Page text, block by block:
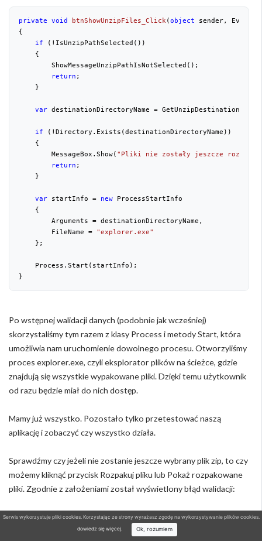
private void btnShowUnzipFiles_Click(object sender,
{
if (!IsUnzipPathSelected())
    {
        ShowMessageUnzipPathIsNotSelected();
return ;
    }
var destinationDirectoryName =
if (!Directory.Exists(destinationDirectoryName))
    {
        MessageBox.Show(
"Pliki nie zostały jeszcze
return ;
    }
var startInfo = new ProcessStartInfo
    {
        Arguments = destinationDirectoryName,
        FileName =
"explorer.exe"
    };
    Process.Start(startInfo);
}
Po wstępnej walidacji danych (podobnie jak wcześniej)
skorzystaliśmy tym razem z klasy Process i metody Start, która
umożliwia nam uruchomienie dowolnego procesu. Otworzyliśmy
proces explorer.exe, czyli eksplorator plików na ścieżce, gdzie
znajdują się wszystkie wypakowane pliki. Dzięki temu użytkownik
od razu będzie miał do nich dostęp.
Mamy już wszystko. Pozostało tylko przetestować naszą
aplikację i zobaczyć czy wszystko działa.
Sprawdźmy czy jeżeli nie zostanie jeszcze wybrany plik zip, to czy
możemy kliknąć przycisk Rozpakuj pliku lub Pokaż rozpakowane
pliki. Zgodnie z założeniami został wyświetlony błąd walidacji:
Serwis wykorzystuje pliki cookies. Korzystając ze strony wyrażasz zgodę na wykorzystywanie plików cookies.
dowiedz się więcej. Ok, rozumiem